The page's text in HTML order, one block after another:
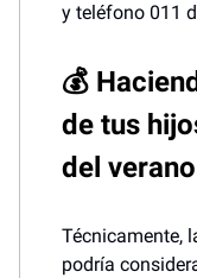
y teléfono 011
💰
de tus
del verano
Técnicamente,
podría